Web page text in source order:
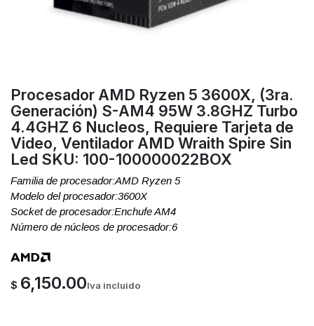
Procesador AMD Ryzen 5 3600X, (3ra.
Generación) S-AM4 95W 3.8GHZ Turbo
4.4GHZ 6 Nucleos, Requiere Tarjeta de
Video, Ventilador AMD Wraith Spire Sin
Led SKU: 100-100000022BOX
Familia de procesador:AMD Ryzen 5
Modelo del procesador:3600X
Socket de procesador:Enchufe AM4
Número de núcleos de procesador:6
$ 6,150.00Iva incluido